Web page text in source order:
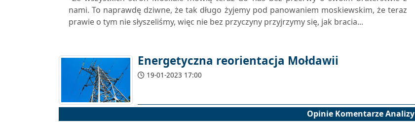
nami. To naprawdę dziwne, że tak długo żyjemy pod panowaniem moskiewskim, że teraz
prawie o tym nie słyszeliśmy, więc nie bez przyczyny przyjrzymy się, jak bracia...
Energetyczna reorientacja Mołdawii
19-01-2023 17:00
Opinie Komentarze Analizy